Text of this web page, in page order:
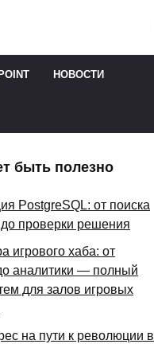
НОВОСТИ
быть полезно
PostgreSQL: от поиска
до проверки решения
игрового хаба: от
аналитики — полный
для залов игровых
на пути к революции в